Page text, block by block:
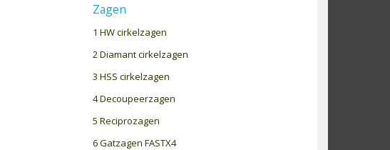
Zagen
1 HW cirkelzagen
2 Diamant cirkelzagen
3 HSS cirkelzagen
4 Decoupeerzagen
5 Reciprozagen
6 Gatzagen FASTX4